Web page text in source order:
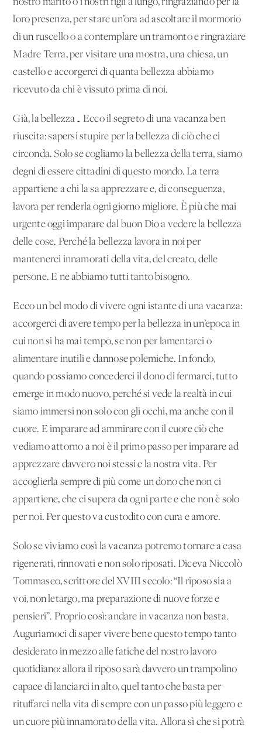
loro presenza, per stare un’ora ad ascoltare il mormorio
di un ruscello o a contemplare un tramonto e ringraziare
Madre Terra, per visitare una mostra, una chiesa, un
castello e accorgerci di quanta bellezza abbiamo
ricevuto da chi è vissuto prima di noi.
Già, la bellezza… Ecco il segreto di una vacanza ben
riuscita: sapersi stupire per la bellezza di ciò che ci
circonda. Solo se cogliamo la bellezza della terra, siamo
degni di essere cittadini di questo mondo. La terra
appartiene a chi la sa apprezzare e, di conseguenza,
lavora per renderla ogni giorno migliore. È più che mai
urgente oggi imparare dal buon Dio a vedere la bellezza
delle cose. Perché la bellezza lavora in noi per
mantenerci innamorati della vita, del creato, delle
persone. E ne abbiamo tutti tanto bisogno.
Ecco un bel modo di vivere ogni istante di una vacanza:
accorgerci di avere tempo per la bellezza in un’epoca in
cui non si ha mai tempo, se non per lamentarci o
alimentare inutili e dannose polemiche. In fondo,
quando possiamo concederci il dono di fermarci, tutto
emerge in modo nuovo, perché si vede la realtà in cui
siamo immersi non solo con gli occhi, ma anche con il
cuore. E imparare ad ammirare con il cuore ciò che
vediamo attorno a noi è il primo passo per imparare ad
apprezzare davvero noi stessi e la nostra vita. Per
accoglierla sempre di più come un dono che non ci
appartiene, che ci supera da ogni parte e che non è solo
per noi. Per questo va custodito con cura e amore.
Solo se viviamo così la vacanza potremo tornare a casa
rigenerati, rinnovati e non solo riposati. Diceva Niccolò
Tommaseo, scrittore del XVIII secolo: “Il riposo sia a
voi, non letargo, ma preparazione di nuove forze e
pensieri”. Proprio così: andare in vacanza non basta.
Auguriamoci di saper vivere bene questo tempo tanto
desiderato in mezzo alle fatiche del nostro lavoro
quotidiano: allora il riposo sarà davvero un trampolino
capace di lanciarci in alto, quel tanto che basta per
rituffarci nella vita di sempre con un passo più leggero e
un cuore più innamorato della vita. Allora sì che si potrà